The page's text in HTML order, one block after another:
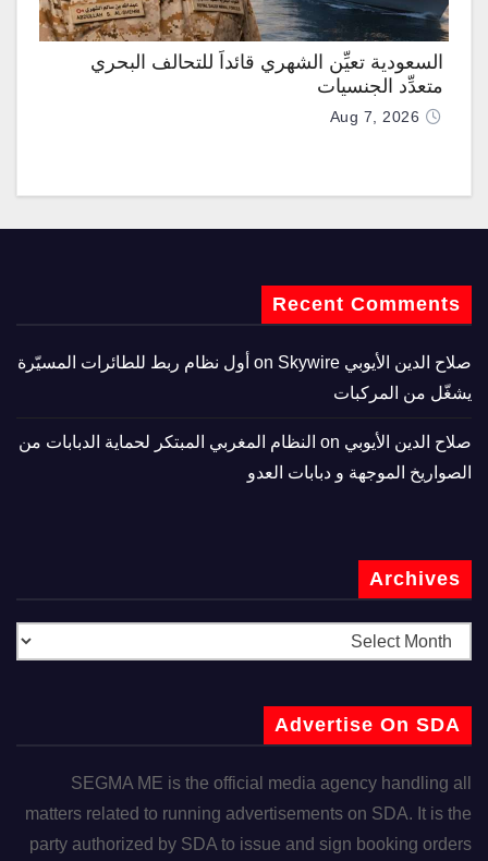
السعودية تعيِّن الشهري قائداً للتحالف البحري
متعدِّد الجنسيات
Aug 7, 2026
Recent Comments
صلاح الدين الأيوبي
Skywire أول نظام ربط للطائرات المسيّرة
يشغّل من المركبات
صلاح الدين الأيوبي
النظام المغربي المبتكر لحماية الدبابات من
الصواريخ الموجهة و دبابات العدو
Archives
Advertise On SDA
SEGMA ME is the official media agency handling all
matters related to running advertisements on SDA. It is the
party authorized by SDA to issue and sign booking orders